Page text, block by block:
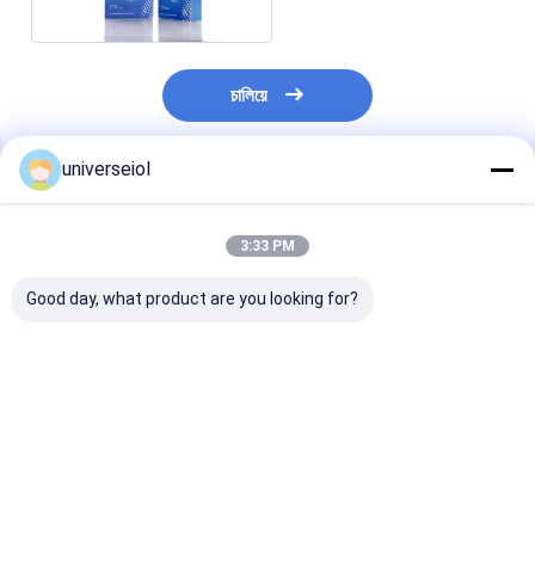
চালিয়ে
প্রস্তাবিত পণ্য
universeiol
3:33 PM
Good day, what product are you looking for?